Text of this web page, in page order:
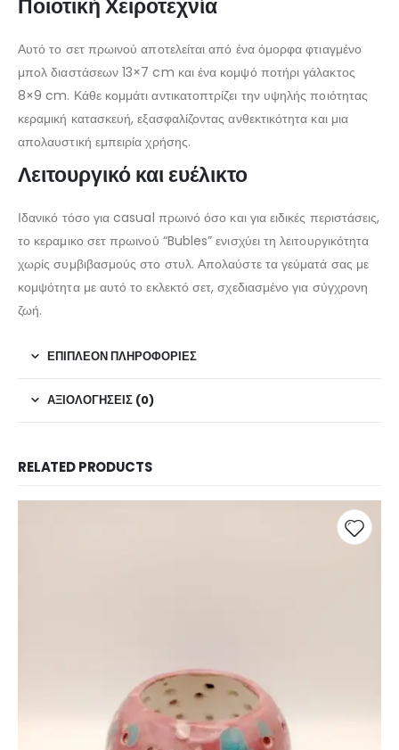
Ποιοτική Χειροτεχνία
Αυτό το σετ πρωινού αποτελείται από ένα όμορφα φτιαγμένο
μπολ διαστάσεων 13×7 cm και ένα κομψό ποτήρι γάλακτος
8×9 cm. Κάθε κομμάτι αντικατοπτρίζει την υψηλής ποιότητας
κεραμική κατασκευή, εξασφαλίζοντας ανθεκτικότητα και μια
απολαυστική εμπειρία χρήσης.
Λειτουργικό και ευέλικτο
Ιδανικό τόσο για casual πρωινό όσο και για ειδικές περιστάσεις,
το κεραμικο σετ πρωινού “Bubles” ενισχύει τη λειτουργικότητα
χωρίς συμβιβασμούς στο στυλ. Απολαύστε τα γεύματά σας με
κομψότητα με αυτό το εκλεκτό σετ, σχεδιασμένο για σύγχρονη
ζωή.
ΕΠΙΠΛΈΟΝ ΠΛΗΡΟΦΟΡΊΕΣ
ΑΞΙΟΛΟΓΉΣΕΙΣ (0)
RELATED PRODUCTS